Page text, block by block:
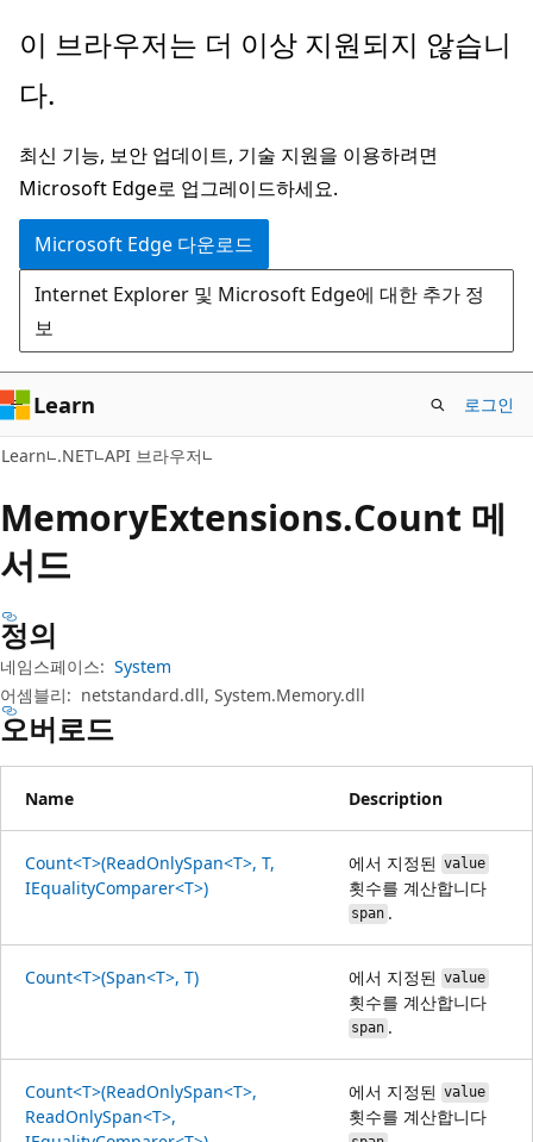
주
콘
츠
로
건
너
뛰
기
페
지
탐
색
으
로
건
너
뛰
기
이 브라우저는 더 이상 지원되지 않습니
다.
최신 기능, 보안 업데이트, 기술 지원을 이용하려면
Microsoft Edge로 업그레이드하세요.
Microsoft Edge 다운로드
Internet Explorer 및 Microsoft Edge에 대한 추가 정
보
Learn 로그인
Learn .NET API 브라우저
MemoryExtensions.Count 메
서드
정의
네임스페이스: System
어셈블리: netstandard.dll, System.Memory.dll
오버로드
Name Description
Count<T>(ReadOnlySpan<T>, T,
IEqualityComparer<T>)
에서 지정된 value
횟수를 계산합니다
span.
Count<T>(Span<T>, T) 에서 지정된 value
횟수를 계산합니다
span.
Count<T>(ReadOnlySpan<T>,
ReadOnlySpan<T>,
에서 지정된 value
횟수를 계산합니다